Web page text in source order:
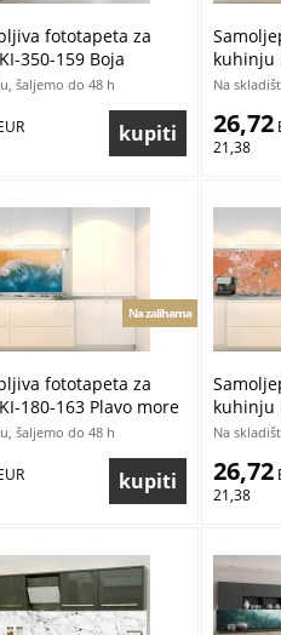
fototapeta za
350-159 Boja
| 350 x 60 cm
šaljemo do 48 h
kuhinju
| 180 x
Na
26,72
21,38
fototapeta za
180-163 Plavo more
cm
Na zalihama
šaljemo do 48 h
kuhinju
zid |
Na
26,72
21,38